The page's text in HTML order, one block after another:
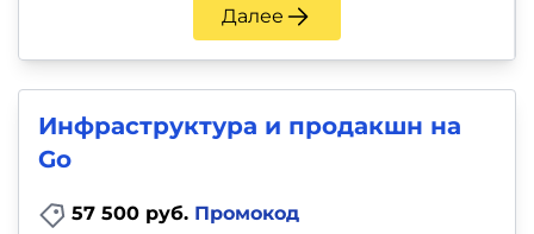
Далее
Инфраструктура и продакшн на
Go
57 500 руб. Промокод